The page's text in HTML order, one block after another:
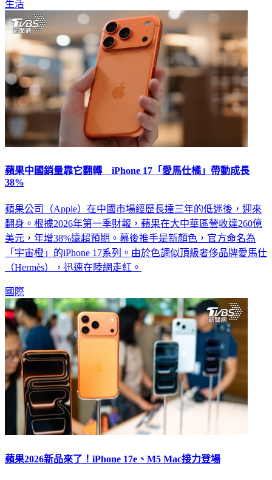
生活
蘋果中國銷量靠它翻轉 iPhone 17「愛馬仕橘」帶動成長
38%
蘋果公司（Apple）在中國市場經歷長達三年的低迷後，迎來
翻身。根據2026年第一季財報，蘋果在大中華區營收達260億
美元，年增38%遠超預期。幕後推手是新顏色，官方命名為
「宇宙橙」的iPhone 17系列。由於色調似頂級奢侈品牌愛馬仕
（Hermès），迅速在陸網走紅。
國際
蘋果2026新品來了！iPhone 17e、M5 Mac接力登場